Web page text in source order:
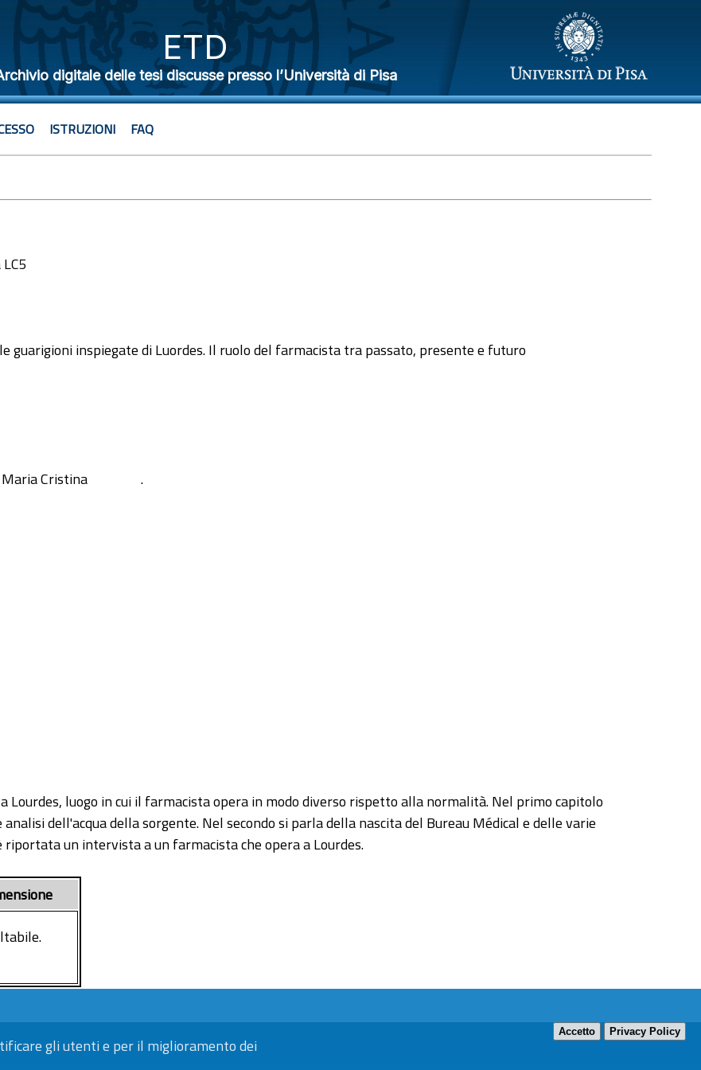
gli utenti e per il miglioramento dei
Accetto Privacy Policy
ETD
digitale delle tesi discusse presso l’Università di Pisa
ISTRUZIONI FAQ
guarigioni inspiegate di Luordes. Il ruolo del farmacista tra passato, presente e futuro
.
Cristina
luogo in cui il farmacista opera in modo diverso rispetto alla normalità. Nel primo capitolo
dell'acqua della sorgente. Nel secondo si parla della nascita del Bureau Médical e delle varie
un intervista a un farmacista che opera a Lourdes.